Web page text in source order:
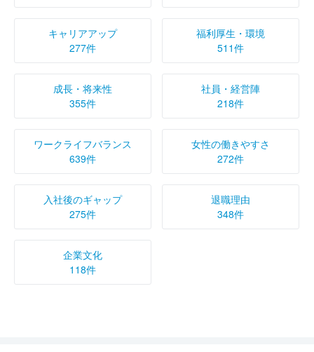
キャリアアップ
277件
福利厚生・環境
511件
成長・将来性
355件
社員・経営陣
218件
ワークライフバランス
639件
女性の働きやすさ
272件
入社後のギャップ
275件
退職理由
348件
企業文化
118件